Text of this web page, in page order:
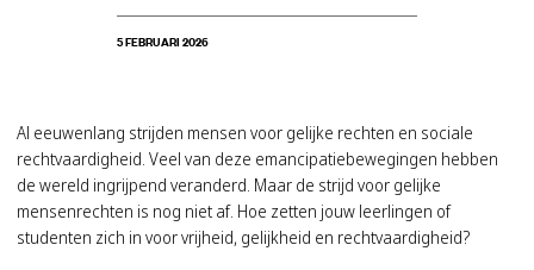
5 FEBRUARI 2026
Al eeuwenlang strijden mensen voor gelijke rechten en sociale
rechtvaardigheid. Veel van deze emancipatiebewegingen hebben
de wereld ingrijpend veranderd. Maar de strijd voor gelijke
mensenrechten is nog niet af. Hoe zetten jouw leerlingen of
studenten zich in voor vrijheid, gelijkheid en rechtvaardigheid?